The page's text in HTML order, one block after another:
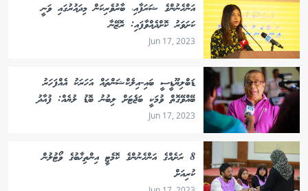
އަންހެނުންގެ ޝަރަފާއި، ބާރުވެރިކަން މިދައުރުގައި ވަނީ
ކަށަވަރު ކޮށްދެއްވާފައި: ރޮޒޭނާ
Jun 17, 2023
ޑަބްލިޔޫޑީސީ ބައި-އިލެކްޝަންތައް އަހަރަކު އެއްފަހަރު
ބޭއްވޭގޮތް ވުމަކީ ބަޖެޓަށް ލިބުނު ބޮޑު ލުޔެއް: ފުއާދު
Jun 17, 2023
8 ރަށެއްގެ އަންހެނުންގެ ކޮމެޓީ އިންތިޚާބުގެ ވޯޓުލުން
ކުރިއަށް